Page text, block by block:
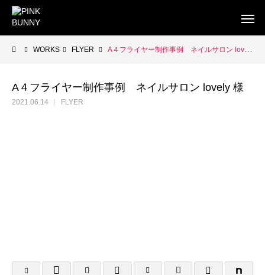
塾 様
WORKS FLYER A４フライヤー制作事例 ネイルサロン lovely 様
A４フライヤー制作事例 ネイルサロン lovely 様
2021.06.14 FLYER